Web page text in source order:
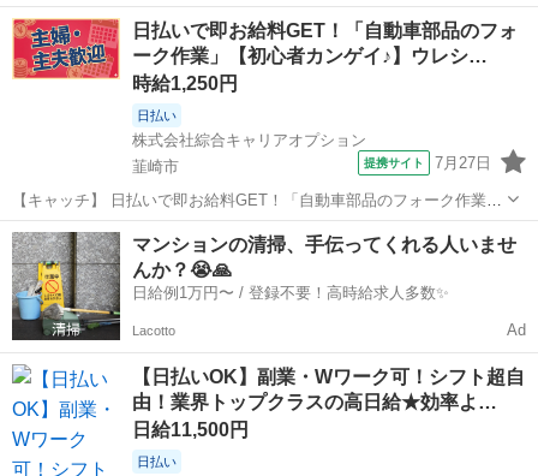
作業内容は… ☆機械にセットして、 指示されたサイズに切断や曲げ
たり、穴あけをする機械操作 ☆加工された製品が規定内の寸法にでき
ているか、 表面に...
山梨 韮崎市 その他
日払いで即お給料GET！「自動車部品のフォ
ーク作業」【初心者カンゲイ♪】ウレシ…
時給1,250円
日払い
株式会社綜合キャリアオプション
韮崎市
提携サイト 7月27日
【キャッチ】 日払いで即お給料GET！「自動車部品のフォーク作業」
【初心者カンゲイ♪】ウレシイ残業ほぼナシ♪高時給1250円～1300円！
【コメント】 製造のお仕事が豊富★未経験で働いてみたい方も大歓
迎！ 「未経験だけ...
山梨 韮崎市
マンションの清掃、手伝ってくれる人いませ
んか？😭🙏
日給例1万円〜 / 登録不要！高時給求人多数✨
Lacotto Ad
【日払いOK】副業・Wワーク可！シフト超自
由！業界トップクラスの高日給★効率よ…
日給11,500円
日払い